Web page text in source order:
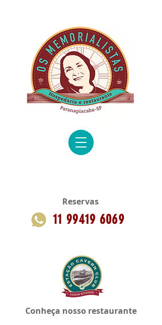
11 99419 6069
Reservas
Conheça nosso restaurante